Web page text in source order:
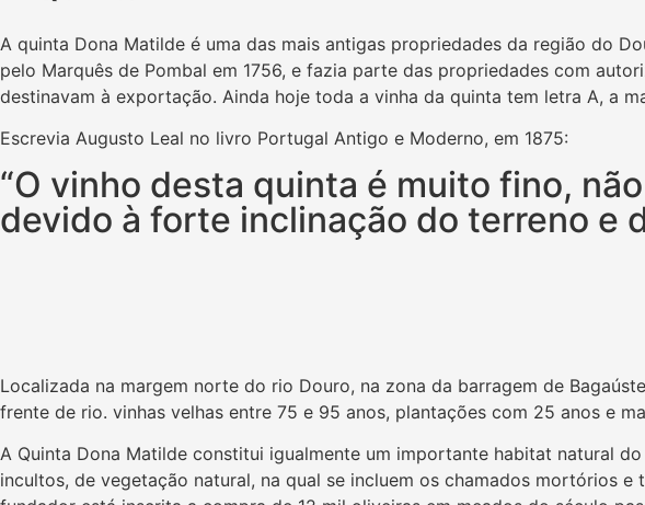
A quinta Dona Matilde é uma das mais antigas propriedades da região do
pelo Marquês de Pombal em 1756, e fazia parte das propriedades com
destinavam à exportação. Ainda hoje toda a vinha da quinta tem letra A, a
Escrevia Augusto Leal no livro Portugal Antigo e Moderno, em 1875:
“O vinho desta quinta é muito fino,
devido à forte inclinação do terreno e
Localizada na margem norte do rio Douro, na zona da barragem de
frente de rio. vinhas velhas entre 75 e 95 anos, plantações com 25 anos e
A Quinta Dona Matilde constitui igualmente um importante habitat natural
incultos, de vegetação natural, na qual se incluem os chamados mortórios